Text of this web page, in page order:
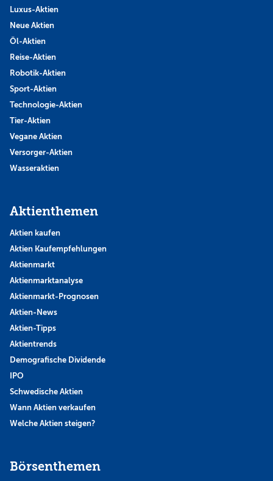
Luxus-Aktien
Neue Aktien
Öl-Aktien
Reise-Aktien
Robotik-Aktien
Sport-Aktien
Technologie-Aktien
Tier-Aktien
Vegane Aktien
Versorger-Aktien
Wasseraktien
Aktienthemen
Aktien kaufen
Aktien Kaufempfehlungen
Aktienmarkt
Aktienmarktanalyse
Aktienmarkt-Prognosen
Aktien-News
Aktien-Tipps
Aktientrends
Demografische Dividende
IPO
Schwedische Aktien
Wann Aktien verkaufen
Welche Aktien steigen?
Börsenthemen